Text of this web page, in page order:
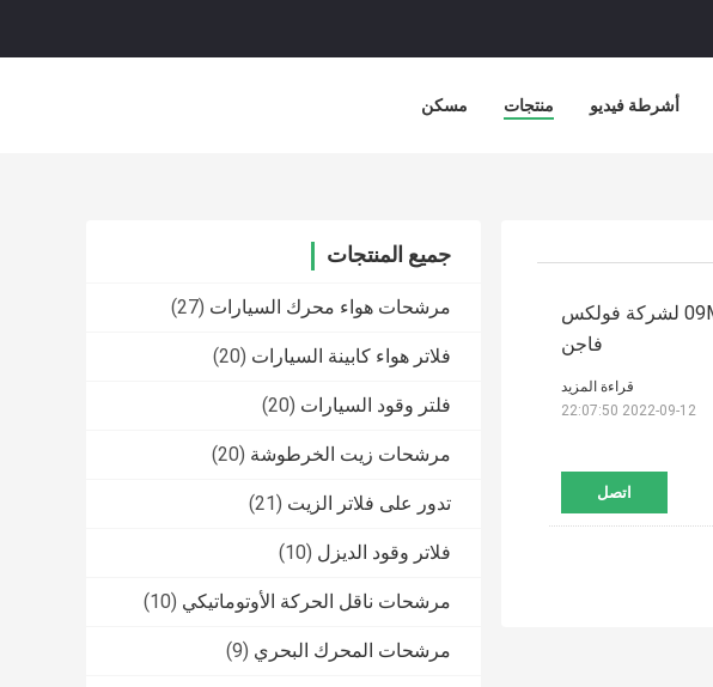
مسكن منتجات أشرطة فيديو
جميع المنتجات
مرشحات هواء محرك السيارات (27)
فلاتر هواء كابينة السيارات (20)
فلتر وقود السيارات (20)
مرشحات زيت الخرطوشة (20)
تدور على فلاتر الزيت (21)
فلاتر وقود الديزل (10)
مرشحات ناقل الحركة الأوتوماتيكي (10)
مرشحات المحرك البحري (9)
09M325429 استبدال فلتر ناقل الحركة التلقائي من أودي 09M321370A لشركة فولكس
فاجن
اتصل
قراءة المزيد
2022-09-12 22:07:50